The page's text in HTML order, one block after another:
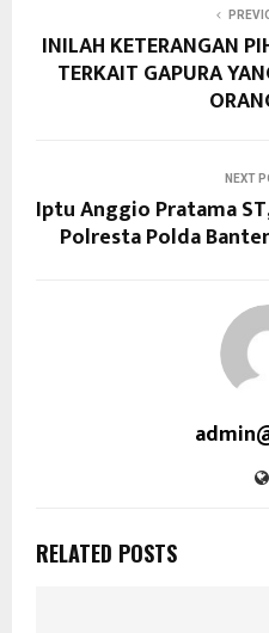
INILAH KETERANGAN
TERKAIT GAPURA
NEXT
Iptu Anggio Pratama
Polresta Polda
RELATED POSTS